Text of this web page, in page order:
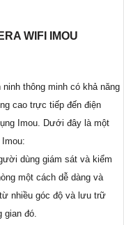
WIFI IMOU
thông minh có khả năng
cao trực tiếp đến điện
Imou. Dưới đây là một
dùng giám sát và kiểm
một cách dễ dàng và
nhiều góc độ và lưu trữ
gian đó.